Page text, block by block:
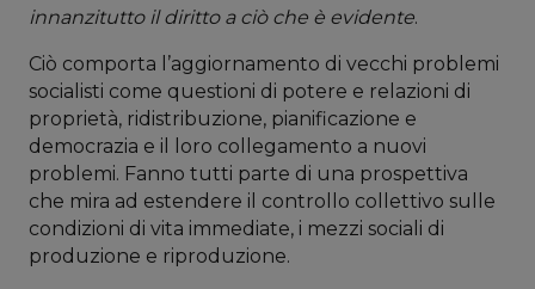
innanzitutto il diritto a ciò che è evidente.
Ciò comporta l’aggiornamento di vecchi problemi
socialisti come questioni di potere e relazioni di
proprietà, ridistribuzione, pianificazione e
democrazia e il loro collegamento a nuovi
problemi. Fanno tutti parte di una prospettiva
che mira ad estendere il controllo collettivo sulle
condizioni di vita immediate, i mezzi sociali di
produzione e riproduzione.